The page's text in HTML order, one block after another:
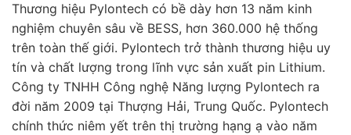
Thương hiệu Pylontech có bề dày hơn 13 năm kinh
nghiệm chuyên sâu về BESS, hơn 360.000 hệ thống
trên toàn thế giới. Pylontech trở thành thương hiệu uy
tín và chất lượng trong lĩnh vực sản xuất pin Lithium.
Công ty TNHH Công nghệ Năng lượng Pylontech ra
đời năm 2009 tại Thượng Hải, Trung Quốc. Pylontech
chính thức niêm yết trên thị trường hạng ạ vào năm